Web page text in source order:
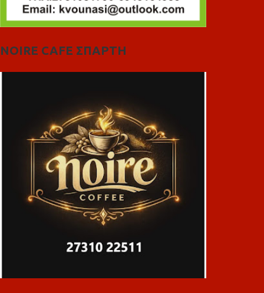
NOIRE CAFE ΣΠΑΡΤΗ